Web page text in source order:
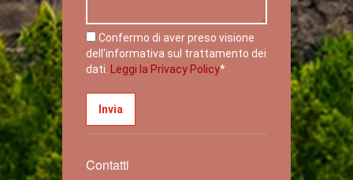
Confermo di aver preso visione
dell'informativa sul trattamento dei
dati.
Leggi la Privacy Policy*
Contatti